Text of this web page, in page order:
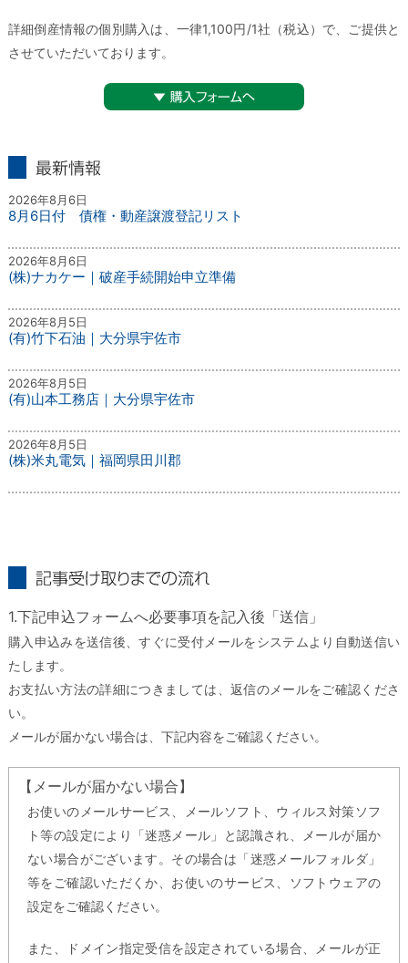
詳細倒産情報の個別購入は、一律1,100円/1社（税込）で、ご提供と
させていただいております。
2026年8月6日
8月6日付 債権・動産譲渡登記リスト
2026年8月6日
(株)ナカケー｜破産手続開始申立準備
2026年8月5日
(有)竹下石油｜大分県宇佐市
2026年8月5日
(有)山本工務店｜大分県宇佐市
2026年8月5日
(株)米丸電気｜福岡県田川郡
1.下記申込フォームへ必要事項を記入後「送信」
購入申込みを送信後、すぐに受付メールをシステムより自動送信い
たします。
お支払い方法の詳細につきましては、返信のメールをご確認くださ
い。
メールが届かない場合は、下記内容をご確認ください。
【メールが届かない場合】
お使いのメールサービス、メールソフト、ウィルス対策ソフ
ト等の設定により「迷惑メール」と認識され、メールが届か
ない場合がございます。その場合は「迷惑メールフォルダ」
等をご確認いただくか、お使いのサービス、ソフトウェアの
設定をご確認ください。
また、ドメイン指定受信を設定されている場合、メールが正